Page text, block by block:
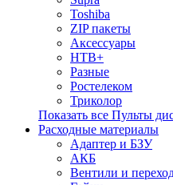
Toshiba
ZIP пакеты
Аксессуары
НТВ+
Разные
Ростелеком
Триколор
Показать все Пульты
Расходные материалы
Адаптер и БЗУ
АКБ
Вентили и